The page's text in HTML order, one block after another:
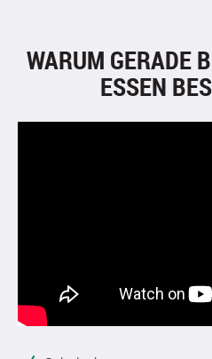
WARUM GERADE
ESSEN